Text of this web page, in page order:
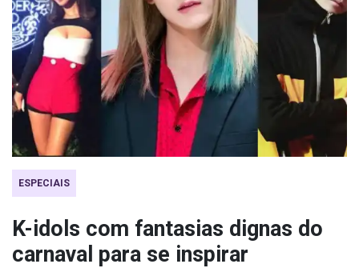
ESPECIAIS
K-idols com fantasias dignas do
carnaval para se inspirar